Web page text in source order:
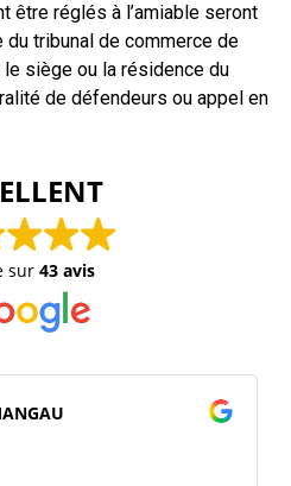
être réglés à l’amiable seront
tribunal de commerce de
le siège ou la résidence du
de défendeurs ou appel en
sur 43 avis